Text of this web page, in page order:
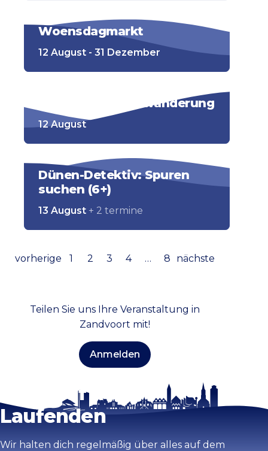
Woensdagmarkt
12 August - 31 Dezember
Geführte Bunkerwanderung
12 August
Dünen-Detektiv: Spuren
suchen (6+)
13 August + 2 termine
vorherige 1 2 3 4 … 8 nächste
Teilen Sie uns Ihre Veranstaltung in
Zandvoort mit!
Anmelden
Bleib auf dem
Laufenden
Wir halten dich regelmäßig über alles auf dem